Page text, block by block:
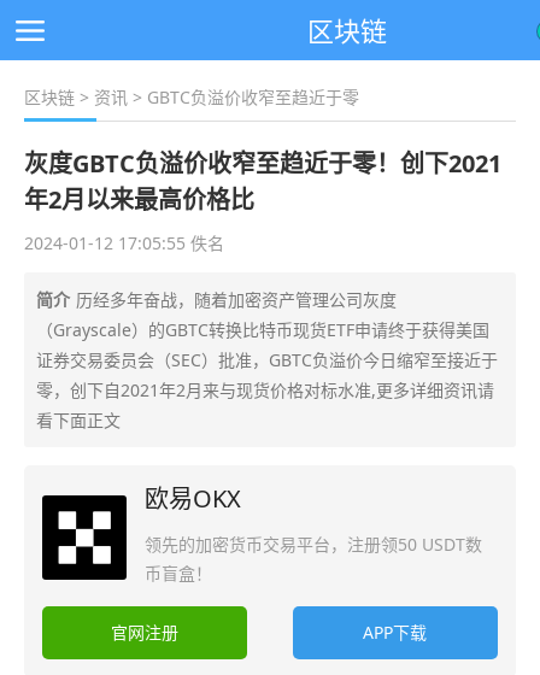
区块链
区块链 > 资讯 > GBTC负溢价收窄至趋近于零
灰度GBTC负溢价收窄至趋近于零！创下2021
年2月以来最高价格比
2024-01-12 17:05:55 佚名
简介 历经多年奋战，随着加密资产管理公司灰度
（Grayscale）的GBTC转换比特币现货ETF申请终于获得美国
证券交易委员会（SEC）批准，GBTC负溢价今日缩窄至接近于
零，创下自2021年2月来与现货价格对标水准,更多详细资讯请
看下面正文
欧易OKX
领先的加密货币交易平台，注册领50 USDT数
币盲盒！
官网注册 APP下载